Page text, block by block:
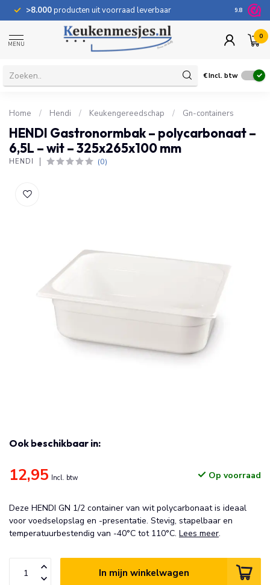
>8.000producten uit voorraad leverbaar 100
9.8
MENU
0
€Incl. btw
Home / Hendi / Keukengereedschap / Gn-containers
HENDI Gastronormbak – polycarbonaat –
6,5L – wit – 325x265x100 mm
HENDI (0)
Ook beschikbaar in:
12,95 Incl. btw Op voorraad
Deze HENDI GN 1/2 container van wit polycarbonaat is ideaal
voor voedselopslag en -presentatie. Stevig, stapelbaar en
temperatuurbestendig van -40°C tot 110°C. Lees meer.
In mijn winkelwagen